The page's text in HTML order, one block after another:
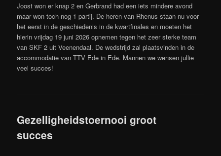
Joost won er knap 2 en Gerbrand had een iets mindere avond
maar won toch nog 1 partij. De heren van Rhenus staan nu voor
het eerst in de geschiedenis in de kwartfinales en moeten het
hierin vrijdag 19 juni 2026 opnemen tegen het zeer sterke team
van SKF 2 uit Veenendaal. De wedstrijd zal plaatsvinden in de
accommodatie van TTV Ede in Ede. Mannen we wensen jullie
veel succes!
Gezelligheidstoernooi groot
succes